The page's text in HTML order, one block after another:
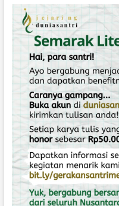
U
J
A
N